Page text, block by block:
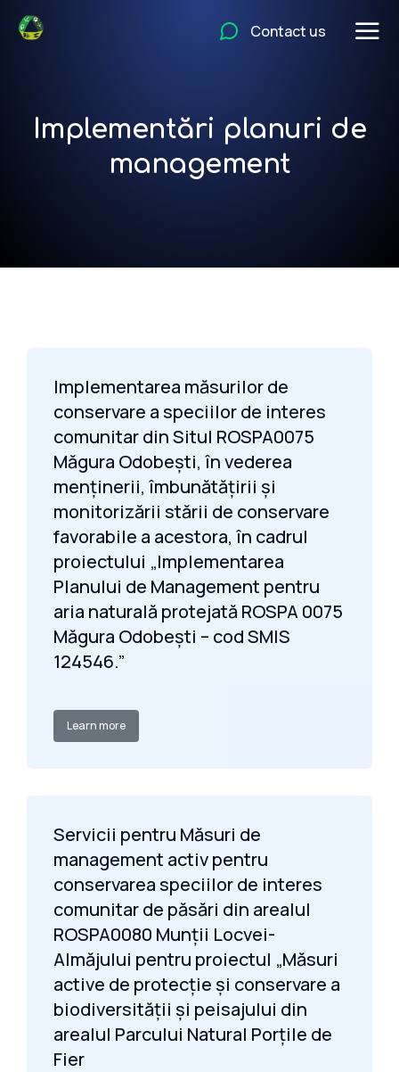
Contact us
Implementări planuri de
management
Implementarea măsurilor de
conservare a speciilor de interes
comunitar din Situl ROSPA0075
Măgura Odobești, în vederea
menținerii, îmbunătățirii și
monitorizării stării de conservare
favorabile a acestora, în cadrul
proiectului „Implementarea
Planului de Management pentru
aria naturală protejată ROSPA 0075
Măgura Odobești – cod SMIS
124546.”
Learn more
Servicii pentru Măsuri de
management activ pentru
conservarea speciilor de interes
comunitar de păsări din arealul
ROSPA0080 Munții Locvei-
Almăjului pentru proiectul „Măsuri
active de protecție și conservare a
biodiversității și peisajului din
arealul Parcului Natural Porțile de
Fier